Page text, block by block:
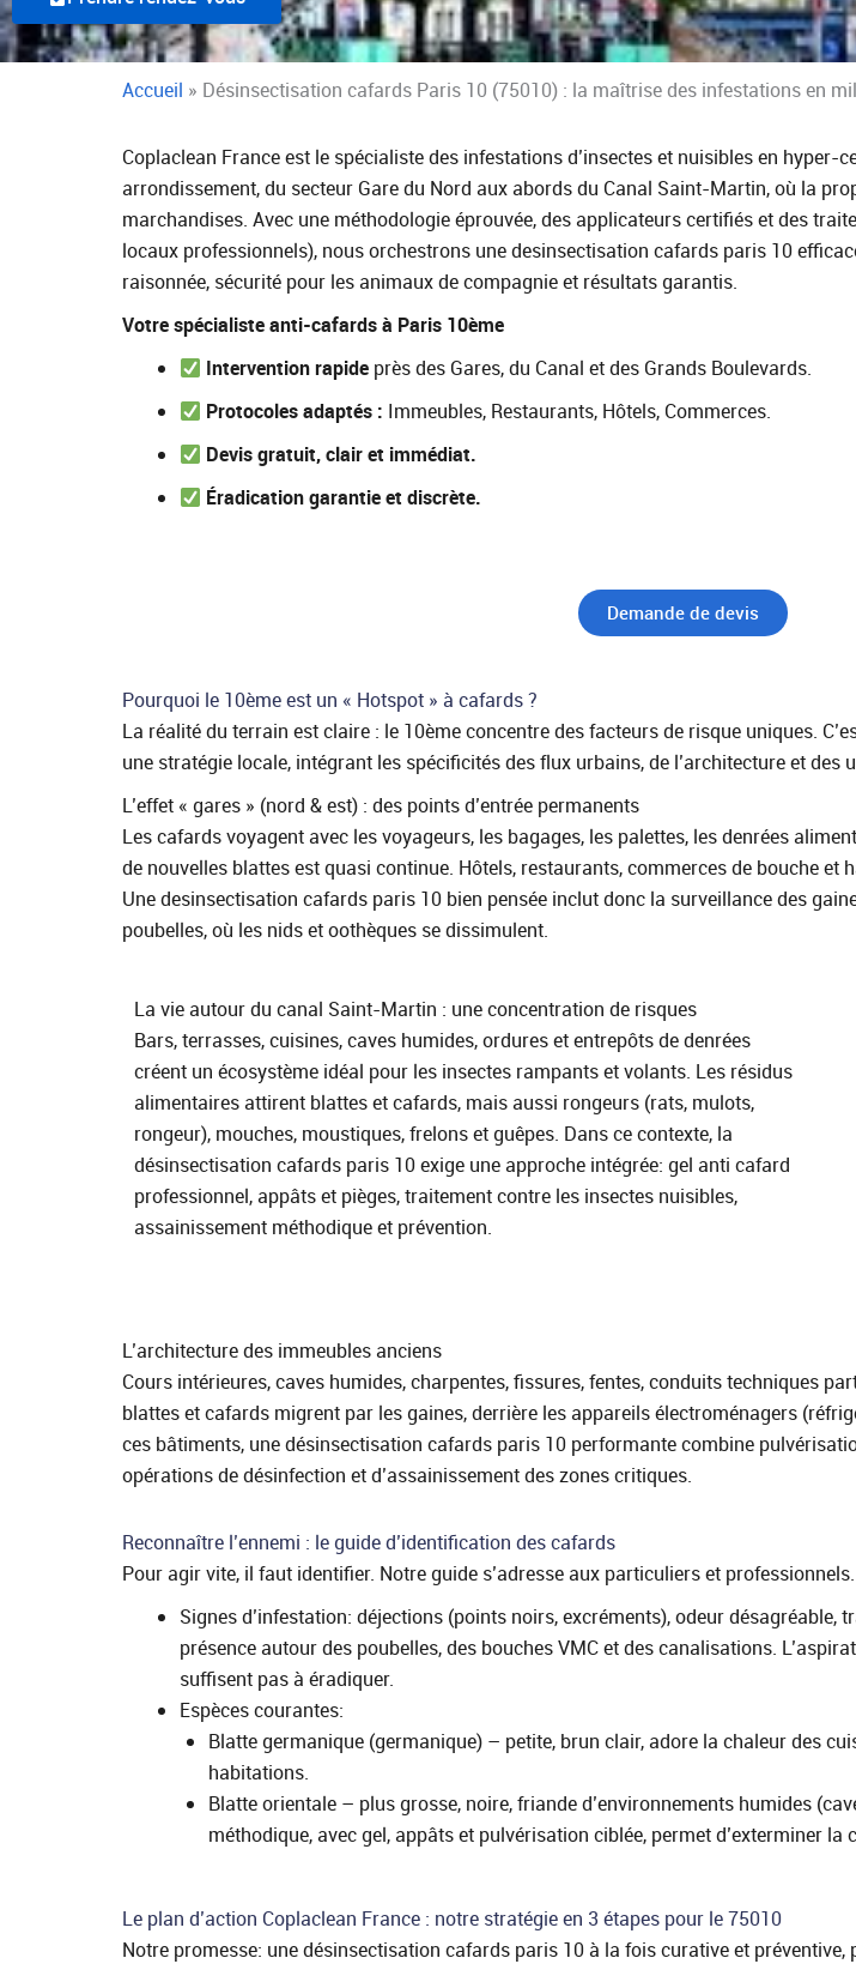
Accueil » Désinsectisation cafards Paris 10 (75010) : la maîtrise des infestations en
Coplaclean France est le spécialiste des infestations d’insectes et nuisibles en
arrondissement, du secteur Gare du Nord aux abords du Canal Saint‑Martin, où la
marchandises. Avec une méthodologie éprouvée, des applicateurs certifiés et des
locaux professionnels), nous orchestrons une desinsectisation cafards paris 10
raisonnée, sécurité pour les animaux de compagnie et résultats garantis.
Votre spécialiste anti-cafards à Paris 10ème
Intervention rapide près des Gares, du Canal et des Grands Boulevards.
Protocoles adaptés : Immeubles, Restaurants, Hôtels, Commerces.
Devis gratuit, clair et immédiat.
Éradication garantie et discrète.
Demande de devis
Pourquoi le 10ème est un « Hotspot » à cafards ?
La réalité du terrain est claire : le 10ème concentre des facteurs de risque uniques.
une stratégie locale, intégrant les spécificités des flux urbains, de l’architecture et des
L’effet « gares » (nord & est) : des points d’entrée permanents
Les cafards voyagent avec les voyageurs, les bagages, les palettes, les denrées
de nouvelles blattes est quasi continue. Hôtels, restaurants, commerces de bouche
Une desinsectisation cafards paris 10 bien pensée inclut donc la surveillance des
poubelles, où les nids et oothèques se dissimulent.
La vie autour du canal Saint-Martin : une concentration de risques
Bars, terrasses, cuisines, caves humides, ordures et entrepôts de denrées
créent un écosystème idéal pour les insectes rampants et volants. Les résidus
alimentaires attirent blattes et cafards, mais aussi rongeurs (rats, mulots,
rongeur), mouches, moustiques, frelons et guêpes. Dans ce contexte, la
désinsectisation cafards paris 10 exige une approche intégrée: gel anti cafard
professionnel, appâts et pièges, traitement contre les insectes nuisibles,
assainissement méthodique et prévention.
L’architecture des immeubles anciens
Cours intérieures, caves humides, charpentes, fissures, fentes, conduits techniques
blattes et cafards migrent par les gaines, derrière les appareils électroménagers
ces bâtiments, une désinsectisation cafards paris 10 performante combine
opérations de désinfection et d’assainissement des zones critiques.
Reconnaître l’ennemi : le guide d’identification des cafards
Pour agir vite, il faut identifier. Notre guide s’adresse aux particuliers et professionnels.
Signes d’infestation: déjections (points noirs, excréments), odeur
présence autour des poubelles, des bouches VMC et des canalisations.
suffisent pas à éradiquer.
Espèces courantes:
Blatte germanique (germanique) – petite, brun clair, adore la chaleur des
habitations.
Blatte orientale – plus grosse, noire, friande d’environnements humides
méthodique, avec gel, appâts et pulvérisation ciblée, permet d’exterminer la
Le plan d’action Coplaclean France : notre stratégie en 3 étapes pour le 75010
Notre promesse: une désinsectisation cafards paris 10 à la fois curative et